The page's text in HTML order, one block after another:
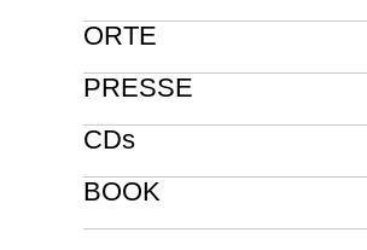
ORTE
PRESSE
CDs
BOOK